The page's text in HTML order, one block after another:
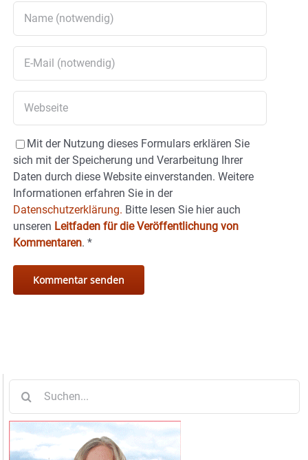
Mit der Nutzung dieses Formulars erklären Sie
sich mit der Speicherung und Verarbeitung Ihrer
Daten durch diese Website einverstanden. Weitere
Informationen erfahren Sie in der
Datenschutzerklärung. Bitte lesen Sie hier auch
unseren Leitfaden für die Veröffentlichung von
Kommentaren. *
nach: